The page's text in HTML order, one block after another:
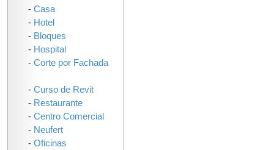
- Casa
- Hotel
- Bloques
- Hospital
- Corte por Fachada
- Curso de Revit
- Restaurante
- Centro Comercial
- Neufert
- Oficinas